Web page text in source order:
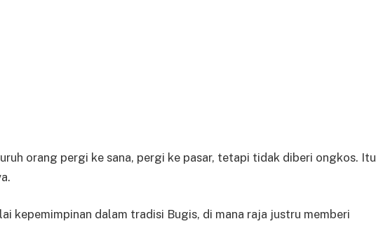
orang pergi ke sana, pergi ke pasar, tetapi tidak diberi ongkos. Itu
kepemimpinan dalam tradisi Bugis, di mana raja justru memberi